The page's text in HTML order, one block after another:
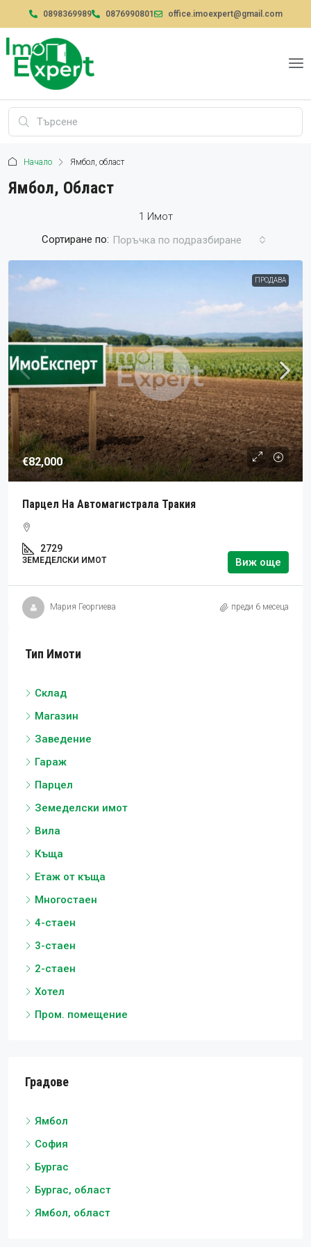
0898369989 0876990801 office.imoexpert@gmail.com
Начало Ямбол, област
Ямбол, Област
1 Имот
Сортиране по: Поръчка по подразбиране
ПРОДАВА
€82,000
Парцел На Автомагистрала Тракия
2729
ЗЕМЕДЕЛСКИ ИМОТ Виж още
Мария Георгиева преди 6 месеца
Тип Имоти
Склад
Магазин
Заведение
Гараж
Парцел
Земеделски имот
Вила
Къща
Етаж от къща
Многостаен
4-стаен
3-стаен
2-стаен
Хотел
Пром. помещение
Градове
Ямбол
София
Бургас
Бургас, област
Ямбол, област